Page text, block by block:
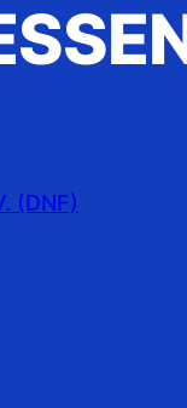
(DNF)